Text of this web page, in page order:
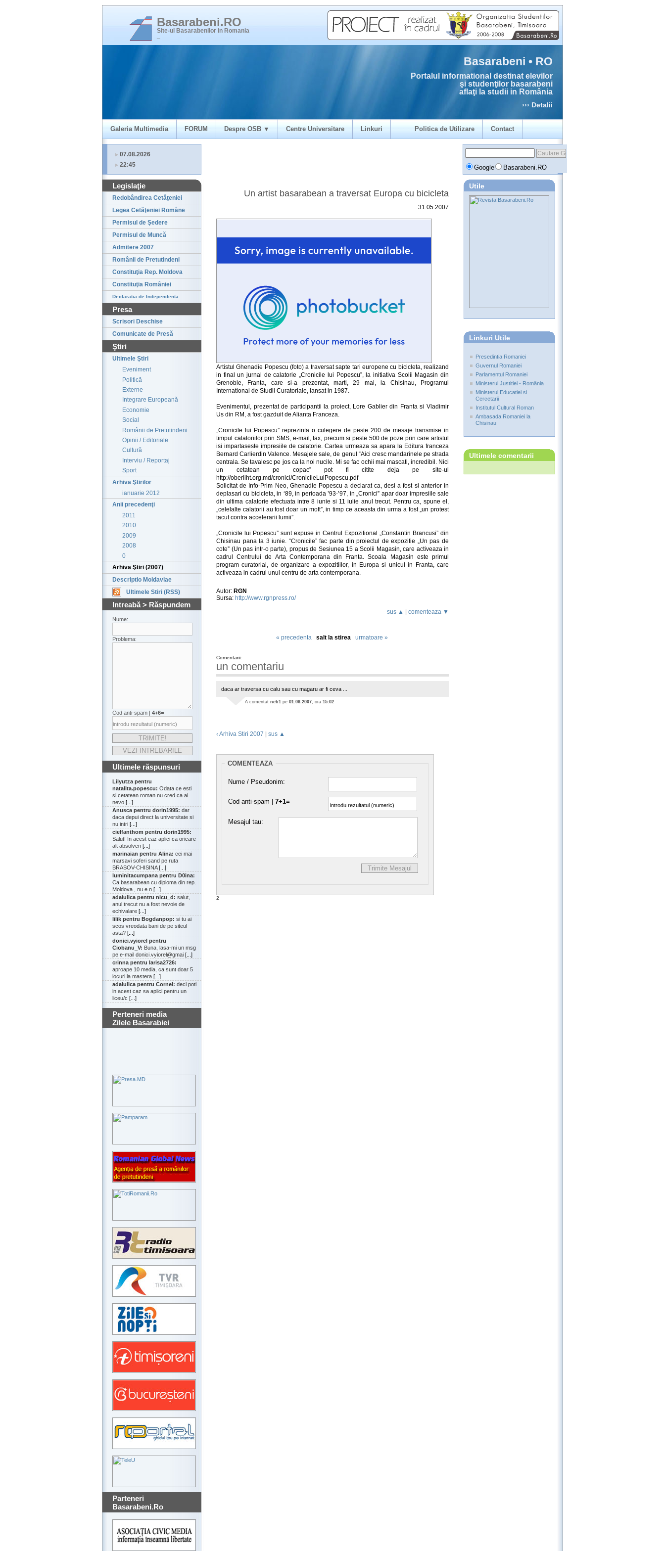
Basarabeni.RO
Site-ul Basarabenilor in Romania
Basarabeni • RO
Portalul informational destinat elevilor
şi studenţilor basarabeni
aflaţi la studii in România
››› Detalii
Galeria Multimedia FORUM Despre OSB ▼ Centre Universitare Linkuri Politica de Utilizare Contact
07.08.2026
22:45
Google Basarabeni.RO
Legislaţie
Redobândirea Cetăţeniei
Legea Cetăţeniei Române
Permisul de Şedere
Permisul de Muncă
Admitere 2007
Românii de Pretutindeni
Constituţia Rep. Moldova
Constituţia României
Declaratia de Independenta
Presa
Scrisori Deschise
Comunicate de Presă
Ştiri
Ultimele Ştiri
Eveniment
Politică
Externe
Integrare Europeană
Economie
Social
Românii de Pretutindeni
Opinii / Editoriale
Cultură
Interviu / Reportaj
Sport
Arhiva Ştirilor
ianuarie 2012
Anii precedenţi
2011
2010
2009
2008
0
Arhiva Ştiri (2007)
Descriptio Moldaviae
Ultimele Stiri (RSS)
Intreabă > Răspundem
Nume:
Problema:
Cod anti-spam | 4+6=
Ultimele răspunsuri
Lilyutza pentru
natalita.popescu: Odata ce esti
si cetatean roman nu cred ca ai
nevo [...]
Anusca pentru dorin1995: dar
daca depui direct la universitate si
nu intri [...]
cielfanthom pentru dorin1995:
Salut! In acest caz aplici ca oricare
alt absolven [...]
marinaian pentru Alina: cei mai
marsavi soferi sand pe ruta
BRASOV-CHISINA[...]
luminitacumpana pentru D0ina:
Ca basarabean cu diploma din rep.
Moldova , nu e n [...]
adaiulica pentru nicu_d: salut,
anul trecut nu a fost nevoie de
echivalare [...]
lilik pentru Bogdanpop: si tu ai
scos vreodata bani de pe siteul
asta? [...]
donici.vyiorel pentru
Ciobanu_V: Buna, lasa-mi un msg
pe e-mail donici.vyiorel@gmai [...]
crinna pentru larisa2726:
aproape 10 media, ca sunt doar 5
locuri la mastera [...]
adaiulica pentru Cornel: deci poti
in acest caz sa aplici pentru un
liceu/c [...]
Perteneri media
Zilele Basarabiei
Parteneri
Basarabeni.Ro
Un artist basarabean a traversat Europa cu bicicleta
31.05.2007
Artistul Ghenadie Popescu (foto) a traversat sapte tari europene cu bicicleta, realizand
in final un jurnal de calatorie „Cronicile lui Popescu”, la initiativa Scolii Magasin din
Grenoble, Franta, care si-a prezentat, marti, 29 mai, la Chisinau, Programul
International de Studii Curatoriale, lansat in 1987.
Evenimentul, prezentat de participantii la proiect, Lore Gablier din Franta si Vladimir
Us din RM, a fost gazduit de Alianta Franceza.
„Cronicile lui Popescu” reprezinta o culegere de peste 200 de mesaje transmise in
timpul calatoriilor prin SMS, e-mail, fax, precum si peste 500 de poze prin care artistul
isi impartaseste impresiile de calatorie. Cartea urmeaza sa apara la Editura franceza
Bernard Carlierdin Valence. Mesajele sale, de genul “Aici cresc mandarinele pe strada
centrala. Se tavalesc pe jos ca la noi nucile. Mi se fac ochii mai mascati, incredibil. Nici
un cetatean pe copac” pot fi citite deja pe site-ul
http://oberliht.org.md/cronici/CronicileLuiPopescu.pdf
Solicitat de Info-Prim Neo, Ghenadie Popescu a declarat ca, desi a fost si anterior in
deplasari cu bicicleta, in ‘89, in perioada ’93-’97, in „Cronici” apar doar impresiile sale
din ultima calatorie efectuata intre 8 iunie si 11 iulie anul trecut. Pentru ca, spune el,
„celelalte calatorii au fost doar un moft”, in timp ce aceasta din urma a fost „un protest
tacut contra accelerarii lumii”.
„Cronicile lui Popescu” sunt expuse in Centrul Expozitional „Constantin Brancusi” din
Chisinau pana la 3 iunie. “Cronicile” fac parte din proiectul de expozitie „Un pas de
cote” (Un pas intr-o parte), propus de Sesiunea 15 a Scolii Magasin, care activeaza in
cadrul Centrului de Arta Contemporana din Franta. Scoala Magasin este primul
program curatorial, de organizare a expozitiilor, in Europa si unicul in Franta, care
activeaza in cadrul unui centru de arta contemporana.
Autor: RGN
Sursa: http://www.rgnpress.ro/
sus ▲
comenteaza ▼
« precedenta salt la stirea urmatoare »
Comentarii:
un comentariu
daca ar traversa cu calu sau cu magaru ar fi ceva ...
A comentat neb1 pe 01.06.2007, ora 15:02
‹ Arhiva Stiri 2007 sus ▲
COMENTEAZA
Nume / Pseudonim:
Cod anti-spam | 7+1=
Mesajul tau:
2
Utile
Linkuri Utile
Presedintia Romaniei
Guvernul Romaniei
Parlamentul Romaniei
Ministerul Justitiei - România
Ministerul Educatiei si
Cercetarii
Institutul Cultural Roman
Ambasada Romaniei la
Chisinau
Ultimele comentarii